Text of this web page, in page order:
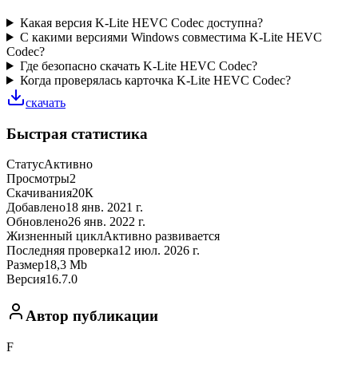
Какая версия K-Lite HEVC Codec доступна?
С какими версиями Windows совместима K-Lite HEVC
Codec?
Где безопасно скачать K-Lite HEVC Codec?
Когда проверялась карточка K-Lite HEVC Codec?
скачать
Быстрая статистика
СтатусАктивно
Просмотры2
Скачивания20К
Добавлено18 янв. 2021 г.
Обновлено26 янв. 2022 г.
Жизненный циклАктивно развивается
Последняя проверка12 июл. 2026 г.
Размер18,3 Mb
Версия16.7.0
Автор публикации
F